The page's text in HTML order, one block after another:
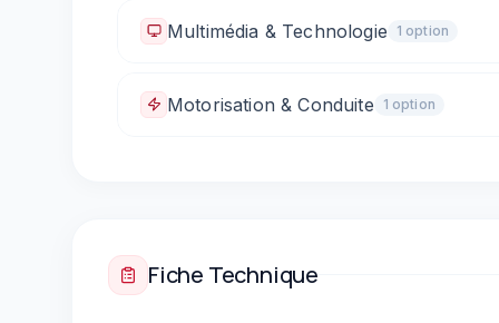
Climatisation automatique
Multimédia & Technologie 1 option
Prise 12V / allume-cigare
Motorisation & Conduite 1 option
Fiche Technique